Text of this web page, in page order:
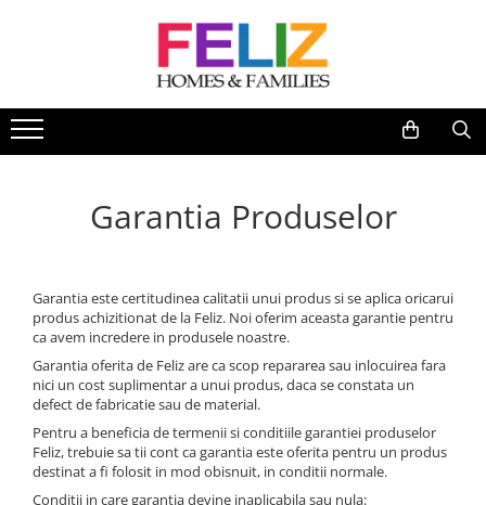
Colectii Living
Canapele
Masute Mobile
Corpuri suspendate
Polite
Colectii Dormitor
Paturi
Dulapuri Serie
Comode
Tabureti/Banchete
Colectii Baie
Oferte speciale
Coltare
Fotolii
Canapele Stofa
Program Multifunctional
Canapele si coltare extensibile cu
saltele
Canapele si Coltare Extensibile
Canapele si fotolii cu recliner
Paturi Tapitate
Paturi cu Depozitare
Scandinav
Modern
Minimalist
Garantia Produselor
Garantia este certitudinea calitatii unui produs si se aplica oricarui
produs achizitionat de la Feliz. Noi oferim aceasta garantie pentru
ca avem incredere in produsele noastre.
Garantia oferita de Feliz are ca scop repararea sau inlocuirea fara
nici un cost suplimentar a unui produs, daca se constata un
defect de fabricatie sau de material.
Pentru a beneficia de termenii si conditiile garantiei produselor
Feliz, trebuie sa tii cont ca garantia este oferita pentru un produs
destinat a fi folosit in mod obisnuit, in conditii normale.
Conditii in care garantia devine inaplicabila sau nula: